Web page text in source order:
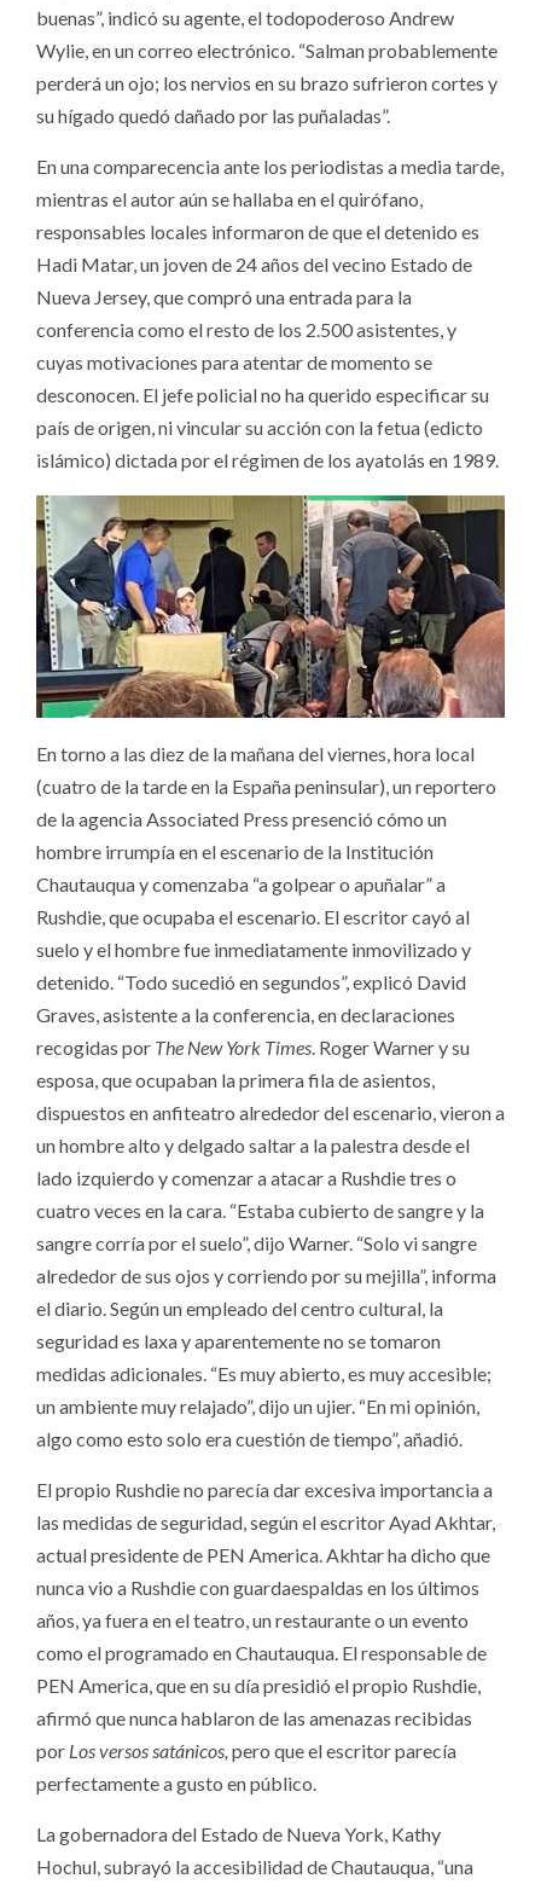
buenas”, indicó su agente, el todopoderoso Andrew
Wylie, en un correo electrónico. “Salman probablemente
perderá un ojo; los nervios en su brazo sufrieron cortes y
su hígado quedó dañado por las puñaladas”.
En una comparecencia ante los periodistas a media tarde,
mientras el autor aún se hallaba en el quirófano,
responsables locales informaron de que el detenido es
Hadi Matar, un joven de 24 años del vecino Estado de
Nueva Jersey, que compró una entrada para la
conferencia como el resto de los 2.500 asistentes, y
cuyas motivaciones para atentar de momento se
desconocen. El jefe policial no ha querido especificar su
país de origen, ni vincular su acción con la fetua (edicto
islámico) dictada por el régimen de los ayatolás en 1989.
En torno a las diez de la mañana del viernes, hora local
(cuatro de la tarde en la España peninsular), un reportero
de la agencia Associated Press presenció cómo un
hombre irrumpía en el escenario de la Institución
Chautauqua y comenzaba “a golpear o apuñalar” a
Rushdie, que ocupaba el escenario. El escritor cayó al
suelo y el hombre fue inmediatamente inmovilizado y
detenido. “Todo sucedió en segundos”, explicó David
Graves, asistente a la conferencia, en declaraciones
recogidas por The New York Times. Roger Warner y su
esposa, que ocupaban la primera fila de asientos,
dispuestos en anfiteatro alrededor del escenario, vieron a
un hombre alto y delgado saltar a la palestra desde el
lado izquierdo y comenzar a atacar a Rushdie tres o
cuatro veces en la cara. “Estaba cubierto de sangre y la
sangre corría por el suelo”, dijo Warner. “Solo vi sangre
alrededor de sus ojos y corriendo por su mejilla”, informa
el diario. Según un empleado del centro cultural, la
seguridad es laxa y aparentemente no se tomaron
medidas adicionales. “Es muy abierto, es muy accesible;
un ambiente muy relajado”, dijo un ujier. “En mi opinión,
algo como esto solo era cuestión de tiempo”, añadió.
El propio Rushdie no parecía dar excesiva importancia a
las medidas de seguridad, según el escritor Ayad Akhtar,
actual presidente de PEN America. Akhtar ha dicho que
nunca vio a Rushdie con guardaespaldas en los últimos
años, ya fuera en el teatro, un restaurante o un evento
como el programado en Chautauqua. El responsable de
PEN America, que en su día presidió el propio Rushdie,
afirmó que nunca hablaron de las amenazas recibidas
por Los versos satánicos, pero que el escritor parecía
perfectamente a gusto en público.
La gobernadora del Estado de Nueva York, Kathy
Hochul, subrayó la accesibilidad de Chautauqua, “una